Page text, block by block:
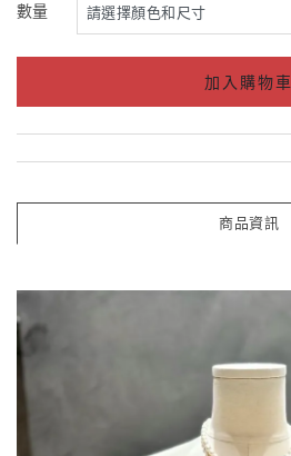
數量
加入購物車
商品資訊